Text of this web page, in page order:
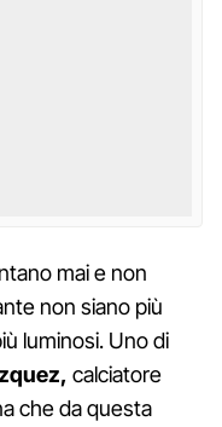
mai e non
non siano più
luminosi. Uno di
calciatore
che da questa